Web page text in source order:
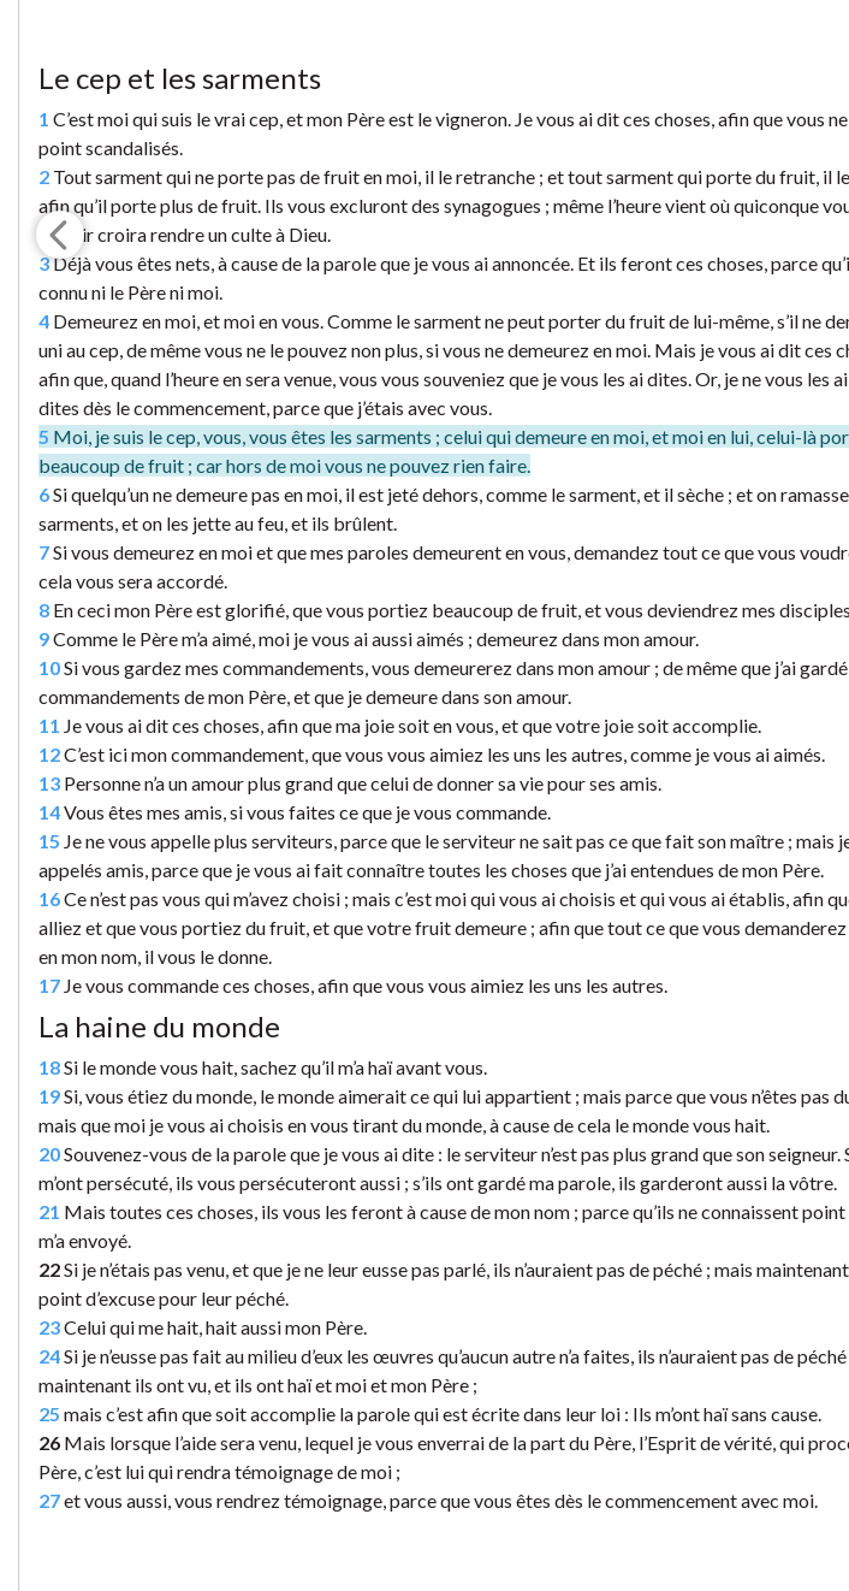
Le cep et les sarments
1 C’est moi qui suis le vrai cep, et mon Père est le vigneron. Je vous ai dit ces choses, afin que vous
point scandalisés.
2 Tout sarment qui ne porte pas de fruit en moi, il le retranche ; et tout sarment qui porte du fruit, il
afin qu’il porte plus de fruit. Ils vous excluront des synagogues ; même l’heure vient où quiconque
mourir croira rendre un culte à Dieu.
3Déjà vous êtes nets, à cause de la parole que je vous ai annoncée. Et ils feront ces choses, parce
connu ni le Père ni moi.
4 Demeurez en moi, et moi en vous. Comme le sarment ne peut porter du fruit de lui-même, s’il ne
uni au cep, de même vous ne le pouvez non plus, si vous ne demeurez en moi. Mais je vous ai dit ces
afin que, quand l’heure en sera venue, vous vous souveniez que je vous les ai dites. Or, je ne vous les
dites dès le commencement, parce que j’étais avec vous.
5 Moi, je suis le cep, vous, vous êtes les sarments ; celui qui demeure en moi, et moi en lui, celui-là
beaucoup de fruit ; car hors de moi vous ne pouvez rien faire.
6Si quelqu’un ne demeure pas en moi, il est jeté dehors, comme le sarment, et il sèche ; et on
sarments, et on les jette au feu, et ils brûlent.
7Si vous demeurez en moi et que mes paroles demeurent en vous, demandez tout ce que vous
cela vous sera accordé.
8 En ceci mon Père est glorifié, que vous portiez beaucoup de fruit, et vous deviendrez mes
9Comme le Père m’a aimé, moi je vous ai aussi aimés ; demeurez dans mon amour.
10Si vous gardez mes commandements, vous demeurerez dans mon amour ; de même que j’ai
commandements de mon Père, et que je demeure dans son amour.
11 Je vous ai dit ces choses, afin que ma joie soit en vous, et que votre joie soit accomplie.
12C’est ici mon commandement, que vous vous aimiez les uns les autres, comme je vous ai aimés.
13 Personne n’a un amour plus grand que celui de donner sa vie pour ses amis.
14Vous êtes mes amis, si vous faites ce que je vous commande.
15 Je ne vous appelle plus serviteurs, parce que le serviteur ne sait pas ce que fait son maître ; mais
appelés amis, parce que je vous ai fait connaître toutes les choses que j’ai entendues de mon Père.
16Ce n’est pas vous qui m’avez choisi ; mais c’est moi qui vous ai choisis et qui vous ai établis, afin
alliez et que vous portiez du fruit, et que votre fruit demeure ; afin que tout ce que vous demanderez
en mon nom, il vous le donne.
17 Je vous commande ces choses, afin que vous vous aimiez les uns les autres.
La haine du monde
18Si le monde vous hait, sachez qu’il m’a haï avant vous.
19Si, vous étiez du monde, le monde aimerait ce qui lui appartient ; mais parce que vous n’êtes pas
mais que moi je vous ai choisis en vous tirant du monde, à cause de cela le monde vous hait.
20Souvenez-vous de la parole que je vous ai dite : le serviteur n’est pas plus grand que son seigneur.
m’ont persécuté, ils vous persécuteront aussi ; s’ils ont gardé ma parole, ils garderont aussi la vôtre.
21 Mais toutes ces choses, ils vous les feront à cause de mon nom ; parce qu’ils ne connaissent
m’a envoyé.
22Si je n’étais pas venu, et que je ne leur eusse pas parlé, ils n’auraient pas de péché ; mais
point d’excuse pour leur péché.
23Celui qui me hait, hait aussi mon Père.
24Si je n’eusse pas fait au milieu d’eux les œuvres qu’aucun autre n’a faites, ils n’auraient pas de
maintenant ils ont vu, et ils ont haï et moi et mon Père ;
25 mais c’est afin que soit accomplie la parole qui est écrite dans leur loi : Ils m’ont haï sans cause.
26 Mais lorsque l’aide sera venu, lequel je vous enverrai de la part du Père, l’Esprit de vérité, qui
Père, c’est lui qui rendra témoignage de moi ;
27et vous aussi, vous rendrez témoignage, parce que vous êtes dès le commencement avec moi.